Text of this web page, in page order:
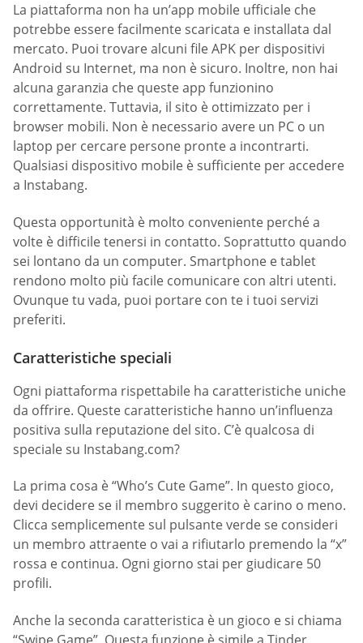
La piattaforma non ha un’app mobile ufficiale che
potrebbe essere facilmente scaricata e installata dal
mercato. Puoi trovare alcuni file APK per dispositivi
Android su Internet, ma non è sicuro. Inoltre, non hai
alcuna garanzia che queste app funzionino
correttamente. Tuttavia, il sito è ottimizzato per i
browser mobili. Non è necessario avere un PC o un
laptop per cercare persone pronte a incontrarti.
Qualsiasi dispositivo mobile è sufficiente per accedere
a Instabang.
Questa opportunità è molto conveniente perché a
volte è difficile tenersi in contatto. Soprattutto quando
sei lontano da un computer. Smartphone e tablet
rendono molto più facile comunicare con altri utenti.
Ovunque tu vada, puoi portare con te i tuoi servizi
preferiti.
Caratteristiche speciali
Ogni piattaforma rispettabile ha caratteristiche uniche
da offrire. Queste caratteristiche hanno un’influenza
positiva sulla reputazione del sito. C’è qualcosa di
speciale su Instabang.com?
La prima cosa è “Who’s Cute Game”. In questo gioco,
devi decidere se il membro suggerito è carino o meno.
Clicca semplicemente sul pulsante verde se consideri
un membro attraente o vai a rifiutarlo premendo la “x”
rossa e continua. Ogni giorno stai per giudicare 50
profili.
Anche la seconda caratteristica è un gioco e si chiama